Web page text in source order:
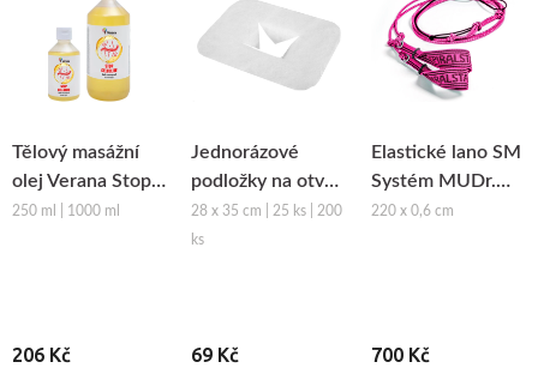
Tělový masážní
olej Verana Stop
Celulitidě
250 ml | 1000 ml
206 Kč
Jednorázové
podložky na otvor
obličeje z netkané
textilie Fabulo
28 x 35 cm | 25 ks | 200
ks
69 Kč
Elastické lano SM
Systém MUDr.
Smíšek - růžová
220 x 0,6 cm
700 Kč